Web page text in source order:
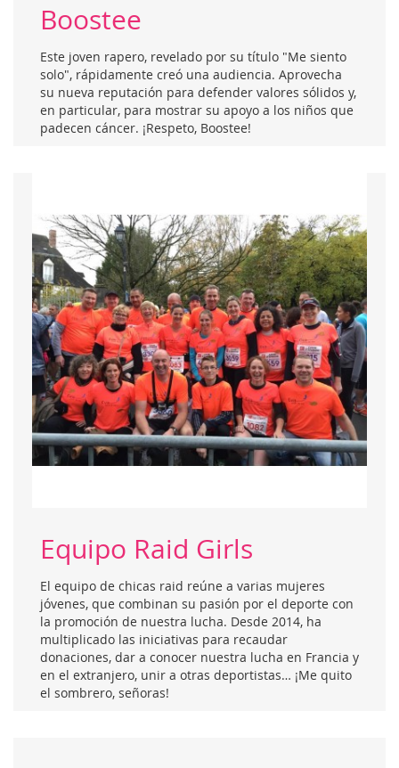
Boostee
Este joven rapero, revelado por su título "Me siento
solo", rápidamente creó una audiencia. Aprovecha
su nueva reputación para defender valores sólidos y,
en particular, para mostrar su apoyo a los niños que
padecen cáncer. ¡Respeto, Boostee!
Equipo Raid Girls
El equipo de chicas raid reúne a varias mujeres
jóvenes, que combinan su pasión por el deporte con
la promoción de nuestra lucha. Desde 2014, ha
multiplicado las iniciativas para recaudar
donaciones, dar a conocer nuestra lucha en Francia y
en el extranjero, unir a otras deportistas… ¡Me quito
el sombrero, señoras!